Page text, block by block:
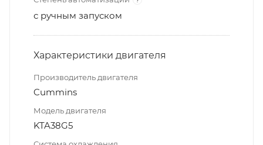
с ручным запуском
Характеристики двигателя
Производитель двигателя
Cummins
Модель двигателя
KTA38G5